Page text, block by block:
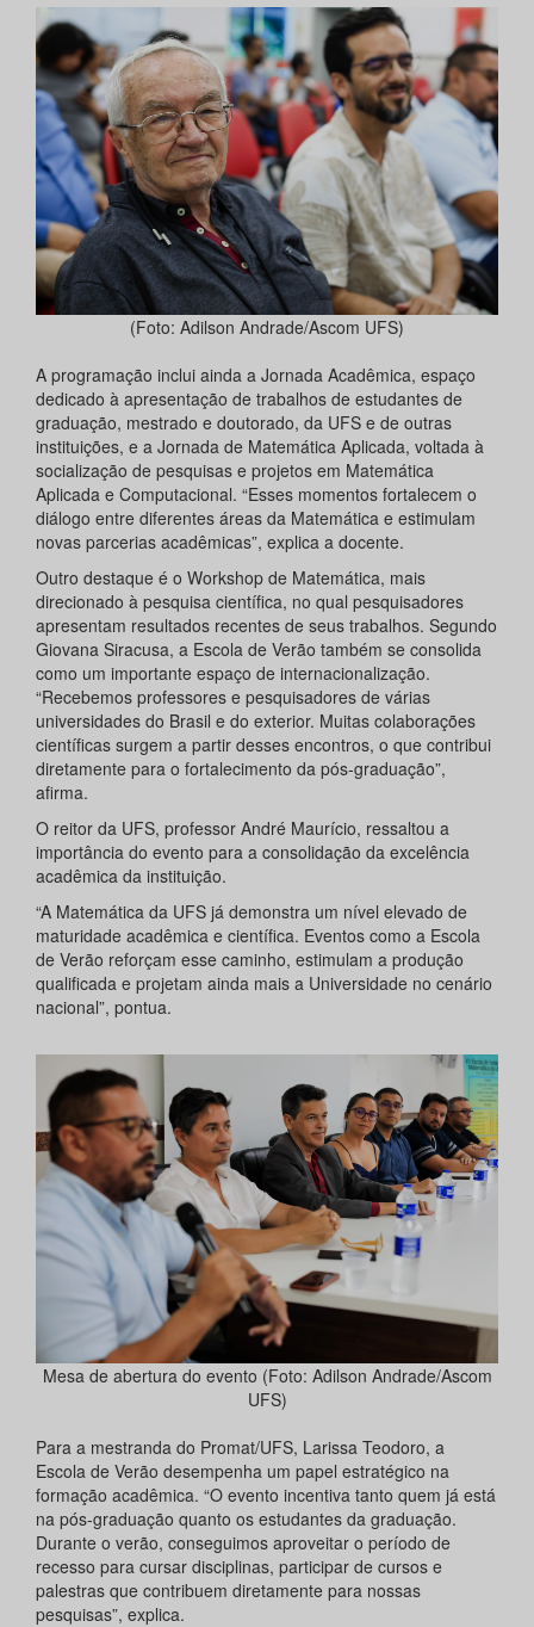
(Foto: Adilson Andrade/Ascom UFS)
A programação inclui ainda a Jornada Acadêmica, espaço
dedicado à apresentação de trabalhos de estudantes de
graduação, mestrado e doutorado, da UFS e de outras
instituições, e a Jornada de Matemática Aplicada, voltada à
socialização de pesquisas e projetos em Matemática
Aplicada e Computacional. “Esses momentos fortalecem o
diálogo entre diferentes áreas da Matemática e estimulam
novas parcerias acadêmicas”, explica a docente.
Outro destaque é o Workshop de Matemática, mais
direcionado à pesquisa científica, no qual pesquisadores
apresentam resultados recentes de seus trabalhos. Segundo
Giovana Siracusa, a Escola de Verão também se consolida
como um importante espaço de internacionalização.
“Recebemos professores e pesquisadores de várias
universidades do Brasil e do exterior. Muitas colaborações
científicas surgem a partir desses encontros, o que contribui
diretamente para o fortalecimento da pós-graduação”,
afirma.
O reitor da UFS, professor André Maurício, ressaltou a
importância do evento para a consolidação da excelência
acadêmica da instituição.
“A Matemática da UFS já demonstra um nível elevado de
maturidade acadêmica e científica. Eventos como a Escola
de Verão reforçam esse caminho, estimulam a produção
qualificada e projetam ainda mais a Universidade no cenário
nacional”, pontua.
Mesa de abertura do evento (Foto: Adilson Andrade/Ascom
UFS)
Para a mestranda do Promat/UFS, Larissa Teodoro, a
Escola de Verão desempenha um papel estratégico na
formação acadêmica. “O evento incentiva tanto quem já está
na pós-graduação quanto os estudantes da graduação.
Durante o verão, conseguimos aproveitar o período de
recesso para cursar disciplinas, participar de cursos e
palestras que contribuem diretamente para nossas
pesquisas”, explica.